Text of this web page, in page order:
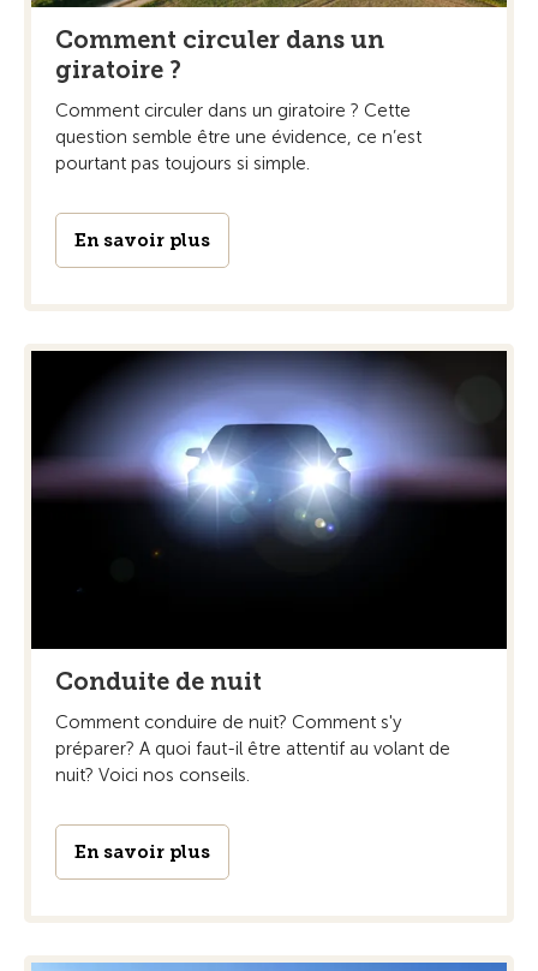
Comment circuler dans un
giratoire ?
Comment circuler dans un giratoire ? Cette
question semble être une évidence, ce n’est
pourtant pas toujours si simple.
En savoir plus
Conduite de nuit
Comment conduire de nuit? Comment s'y
préparer? A quoi faut-il être attentif au volant de
nuit? Voici nos conseils.
En savoir plus